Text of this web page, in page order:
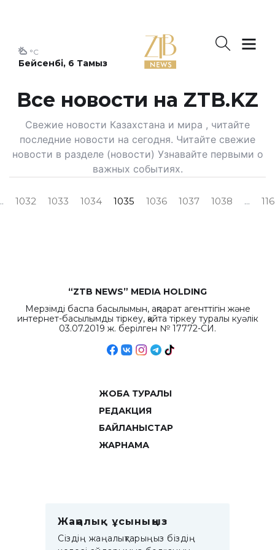
Бейсенбі, 6 Тамыз
°C
Все новости на ZTB.KZ
Свежие новости Казахстана и мира , читайте
последние новости на сегодня. Читайте свежие
новости в разделе (новости) Узнавайте первыми о
важных событиях.
1032 1033 1034 1035 1036 1037 1038 ...
“ZTB NEWS” MEDIA HOLDING
Мерзімді баспа басылымын, ақпарат агенттігін және
интернет-басылымды тіркеу, қайта тіркеу туралы куәлік
03.07.2019 ж. берілген № 17772-СИ.
ЖОБА ТУРАЛЫ
РЕДАКЦИЯ
БАЙЛАНЫСТАР
ЖАРНАМА
Жаңалық ұсыныңыз
Сіздің жаңалықтарыңыз біздің